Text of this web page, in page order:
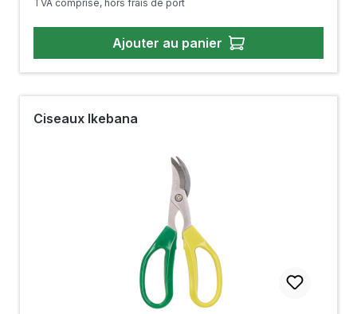
- Longueur de la surface de coupe : 53 mm
72 g 114 g 133 g -
- Matériau : acier inoxydable -- Fabriqué en Chine
TVA comprise, hors frais de port
Ajouter au panier
Ciseaux Ikebana